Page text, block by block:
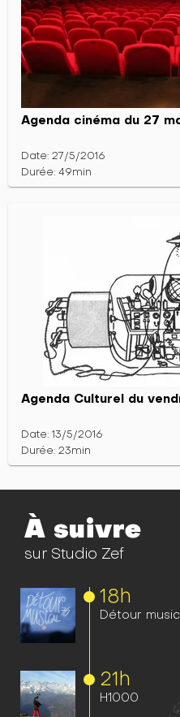
À suivre
sur Studio Zef
18h
Détour
21h
H1000
Agenda cinéma du 27
Date: 27/5/2016
Durée: 49min
Agenda Culturel du
Date: 13/5/2016
Durée: 23min